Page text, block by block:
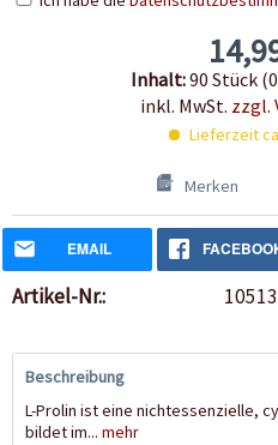
Inhalt:90 Stück
inkl. MwSt. zzgl.
Lieferzeit
Merken
EMAIL
Artikel-Nr.:
Beschreibung
L-Prolin ist eine nichtessenzielle,
bildet im... mehr